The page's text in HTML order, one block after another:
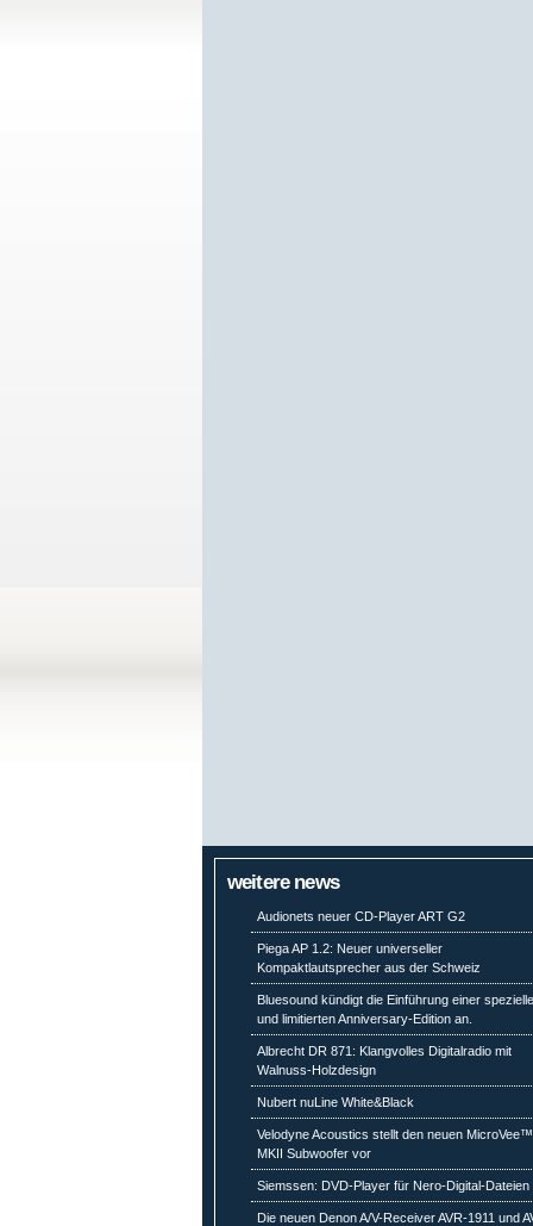
weitere news
Audionets neuer CD-Player ART G2
Piega AP 1.2: Neuer universeller
Kompaktlautsprecher aus der Schweiz
Bluesound kündigt die Einführung einer
und limitierten Anniversary-Edition an.
Albrecht DR 871: Klangvolles Digitalradio mit
Walnuss-Holzdesign
Nubert nuLine White&Black
Velodyne Acoustics stellt den neuen MicroVee™
MKII Subwoofer vor
Siemssen: DVD-Player für Nero-Digital-Dateien
Die neuen Denon A/V-Receiver AVR-1911 und